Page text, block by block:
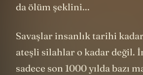
da ölüm şeklini...
Savaşlar insanlık tarihi
ateşli silahlar o kadar değil.
sadece son 1000 yılda bazı